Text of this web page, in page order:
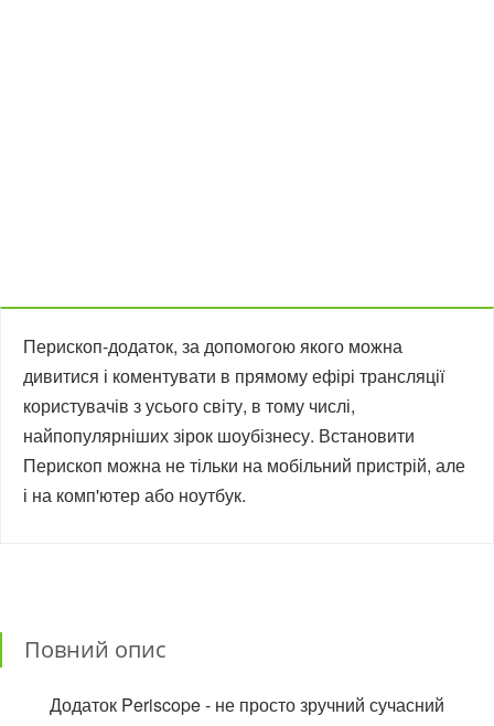
Перископ-додаток, за допомогою якого можна
дивитися і коментувати в прямому ефірі трансляції
користувачів з усього світу, в тому числі,
найпопулярніших зірок шоубізнесу. Встановити
Перископ можна не тільки на мобільний пристрій, але
і на комп'ютер або ноутбук.
Повний опис
Додаток Periscope - не просто зручний сучасний